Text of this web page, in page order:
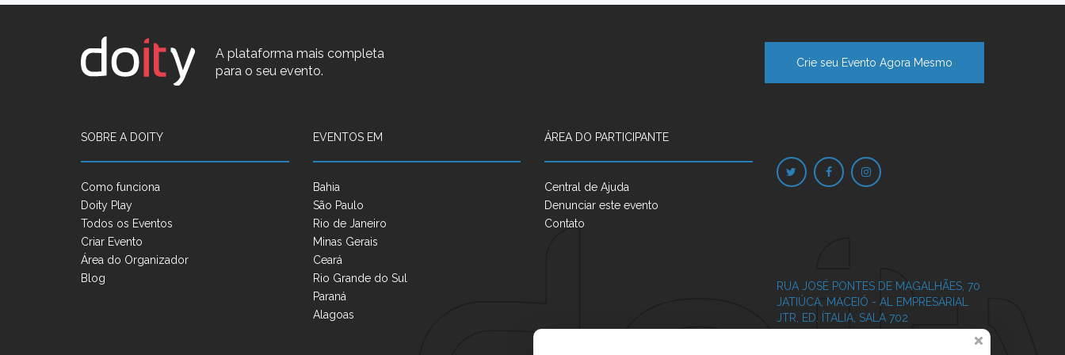
A plataforma mais completa
para o seu evento.
Crie seu Evento Agora Mesmo
SOBRE A DOITY
Como funciona
Doity Play
Todos os Eventos
Criar Evento
Área do Organizador
Blog
EVENTOS EM
Bahia
São Paulo
Rio de Janeiro
Minas Gerais
Ceará
Rio Grande do Sul
Paraná
Alagoas
ÁREA DO PARTICIPANTE
Central de Ajuda
Denunciar este evento
Contato
RUA JOSÉ PONTES DE MAGALHÃES, 70
JATIÚCA, MACEIÓ - AL
EMPRESARIAL
JTR, ED. ÍTALIA, SALA 702